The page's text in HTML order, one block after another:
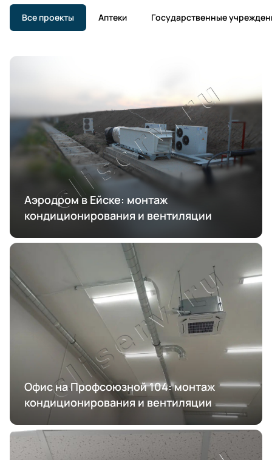
Все проекты Аптеки Государственные
Аэродром в Ейске: монтаж
кондиционирования и вентиляции
Офис на Профсоюзной 104: монтаж
кондиционирования и вентиляции